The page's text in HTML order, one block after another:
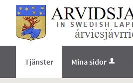
Välkommen
tjänster
Norrbottens
Tjänster Mina sidor